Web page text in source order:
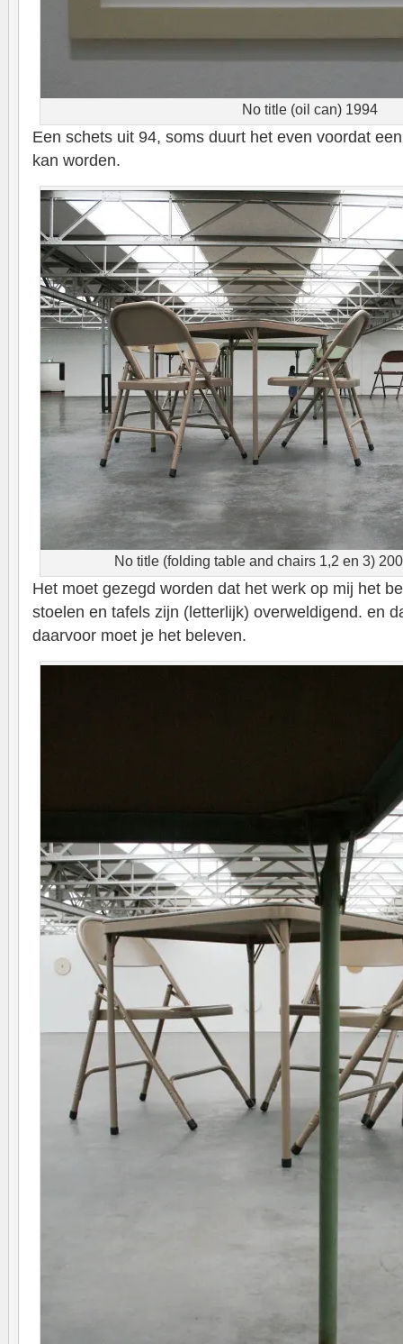
No title (oil can) 1994
Een schets uit 94, soms duurt het even voordat
kan worden.
No title (folding table and chairs 1,2 en 3)
Het moet gezegd worden dat het werk op mij het
stoelen en tafels zijn (letterlijk) overweldigend. en
daarvoor moet je het beleven.